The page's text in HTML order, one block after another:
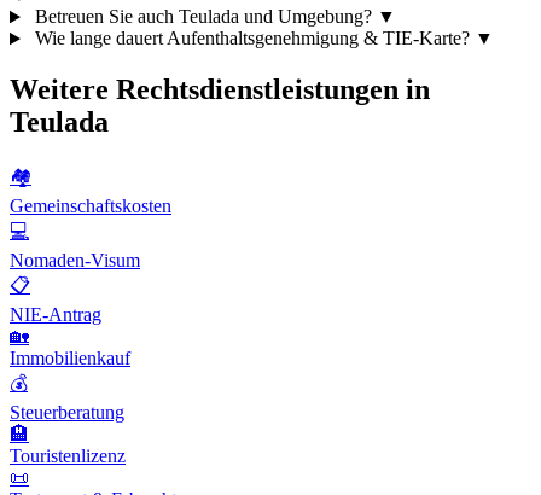
Betreuen Sie auch Teulada und Umgebung? ▼
Wie lange dauert Aufenthaltsgenehmigung & TIE-Karte? ▼
Weitere Rechtsdienstleistungen in
Teulada
🏘️
Gemeinschaftskosten
💻
Nomaden-Visum
📋
NIE-Antrag
🏡
Immobilienkauf
💰
Steuerberatung
🏨
Touristenlizenz
📜